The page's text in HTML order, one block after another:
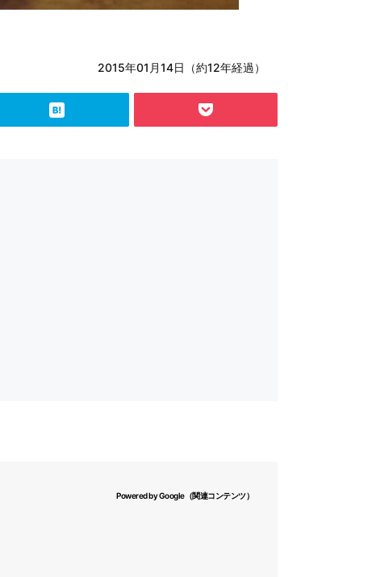
2015年01月14日（約12年経過）
Powered by Google（関連コンテンツ）